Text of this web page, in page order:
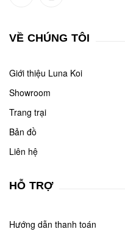
VỀ CHÚNG TÔI
Giới thiệu Luna Koi
Showroom
Trang trại
Bản đồ
Liên hệ
HỖ TRỢ
Hướng dẫn thanh toán